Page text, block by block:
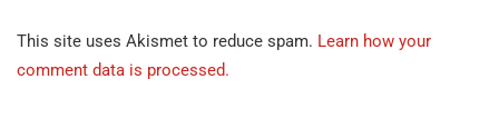
This site uses Akismet to reduce spam. Learn how your
comment data is processed.